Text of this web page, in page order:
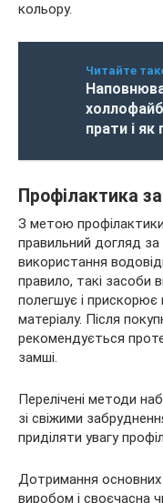
кольору.
Читайте
прати і як
Профілактика
З метою
правильний догляд
використання
правило, такі засоби
полегшує і
матеріалу. Після
рекомендується
замші.
Перелічені методи
зі свіжими
приділяти увагу
Дотримання
виробом і своєчасна